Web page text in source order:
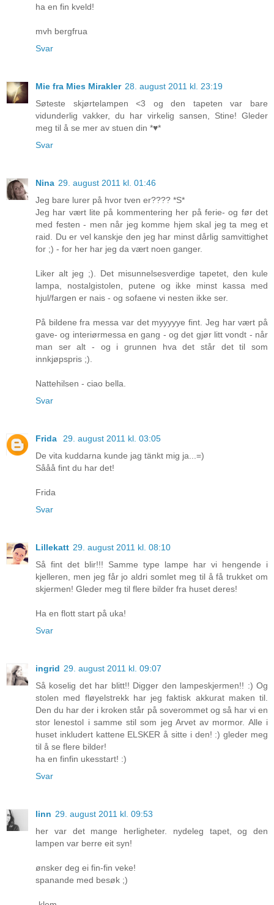
ha en fin kveld!
mvh bergfrua
Svar
Mie fra Mies Mirakler 28. august 2011 kl. 23:19
Søteste skjørtelampen <3 og den tapeten var bare
vidunderlig vakker, du har virkelig sansen, Stine! Gleder
meg til å se mer av stuen din *♥*
Svar
Nina 29. august 2011 kl. 01:46
Jeg bare lurer på hvor tven er???? *S*
Jeg har vært lite på kommentering her på ferie- og før det
med festen - men når jeg komme hjem skal jeg ta meg et
raid. Du er vel kanskje den jeg har minst dårlig samvittighet
for ;) - for her har jeg da vært noen ganger.
Liker alt jeg ;). Det misunnelsesverdige tapetet, den kule
lampa, nostalgistolen, putene og ikke minst kassa med
hjul/fargen er nais - og sofaene vi nesten ikke ser.
På bildene fra messa var det myyyyye fint. Jeg har vært på
gave- og interiørmessa en gang - og det gjør litt vondt - når
man ser alt - og i grunnen hva det står det til som
innkjøpspris ;).
Nattehilsen - ciao bella.
Svar
Frida
29. august 2011 kl. 03:05
De vita kuddarna kunde jag tänkt mig ja...=)
Sååå fint du har det!
Frida
Svar
Lillekatt 29. august 2011 kl. 08:10
Så fint det blir!!! Samme type lampe har vi hengende i
kjelleren, men jeg får jo aldri somlet meg til å få trukket om
skjermen! Gleder meg til flere bilder fra huset deres!
Ha en flott start på uka!
Svar
ingrid 29. august 2011 kl. 09:07
Så koselig det har blitt!! Digger den lampeskjermen!! :) Og
stolen med fløyelstrekk har jeg faktisk akkurat maken til.
Den du har der i kroken står på soverommet og så har vi en
stor lenestol i samme stil som jeg Arvet av mormor. Alle i
huset inkludert kattene ELSKER å sitte i den! :) gleder meg
til å se flere bilder!
ha en finfin ukesstart! :)
Svar
linn 29. august 2011 kl. 09:53
her var det mange herligheter. nydeleg tapet, og den
lampen var berre eit syn!
ønsker deg ei fin-fin veke!
spanande med besøk ;)